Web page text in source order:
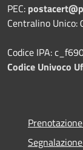
PEC:
Centralino Unico:
Codice IPA:
Codice Univoco